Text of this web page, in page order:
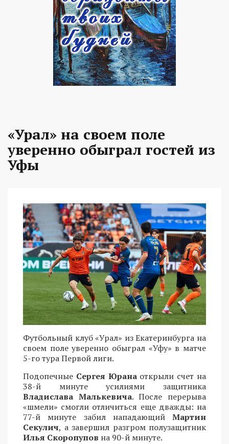
«Урал» на своем поле
уверенно обыграл гостей из
Уфы
Футбольный клуб «Урал» из Екатеринбурга на
своем поле уверенно обыграл «Уфу» в матче
5-го тура Первой лиги.
Подопечные Сергея Юрана открыли счет на
38-й минуте усилиями защитника
Владислава Малькевича. После перерыва
«шмели» смогли отличиться еще дважды: на
77-й минуте забил нападающий Мартин
Секулич, а завершил разгром полузащитник
Илья Скоропупов на 90-й минуте.